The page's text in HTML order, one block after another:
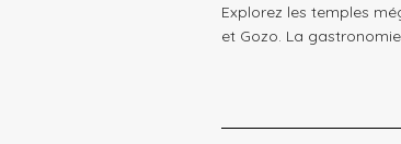
Explorez les temples
et Gozo. La